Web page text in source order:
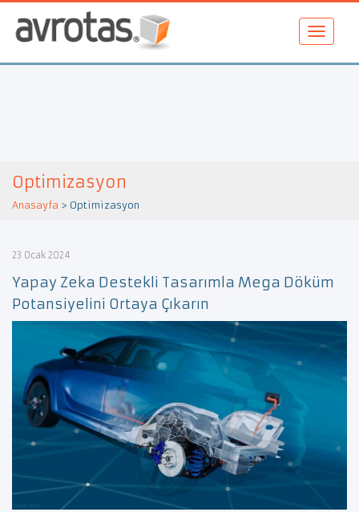
Optimizasyon
Anasayfa > Optimizasyon
23 Ocak 2024
Yapay Zeka Destekli Tasarımla Mega Döküm
Potansiyelini Ortaya Çıkarın